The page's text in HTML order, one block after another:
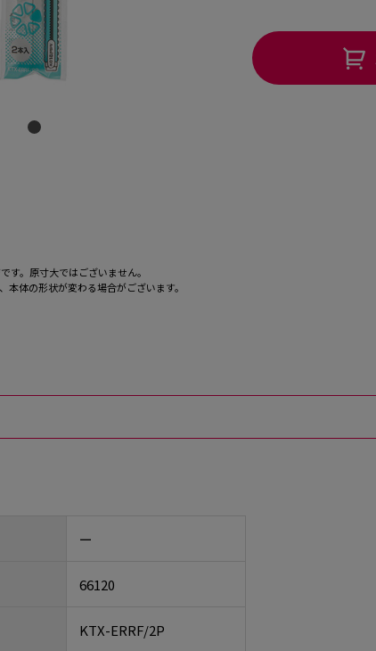
す。原寸大ではございません。
体の形状が変わる場合がございます。
ー
66120
KTX-ERRF/2P